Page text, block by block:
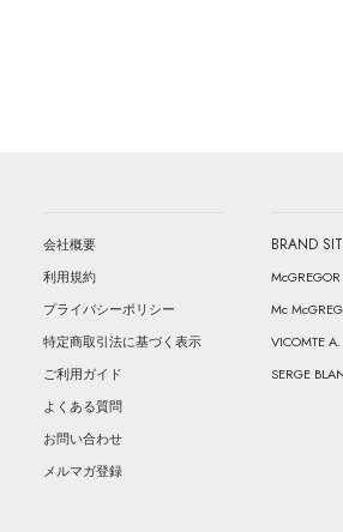
会社概要
利用規約
プライバシーポリシー
特定商取引法に基づく表示
ご利用ガイド
よくある質問
お問い合わせ
メルマガ登録
BRAND
McGREGOR
Mc
VICOMTE A.
SERGE